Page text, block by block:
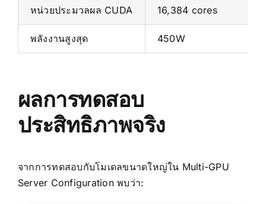
หน่วยประมวลผล CUDA 16,384 cores
พลังงานสูงสุด 450W
ผลการทดสอบ
ประสิทธิภาพจริง
จากการทดสอบกับโมเดลขนาดใหญ่ใน Multi-GPU
Server Configuration พบว่า: